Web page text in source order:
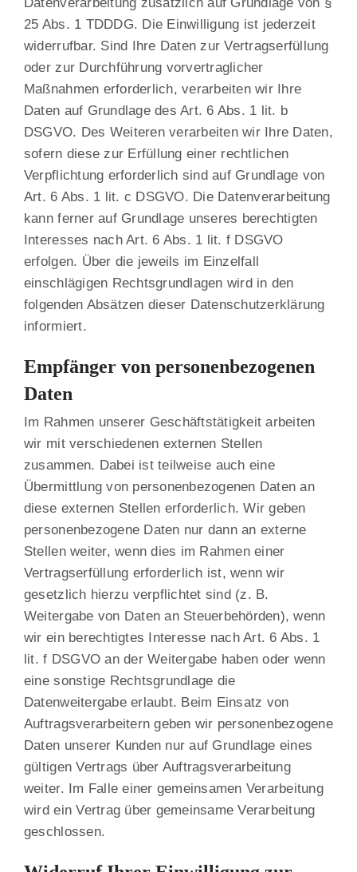
25 Abs. 1 TDDDG. Die Einwilligung ist jederzeit
widerrufbar. Sind Ihre Daten zur Vertragserfüllung
oder zur Durchführung vorvertraglicher
Maßnahmen erforderlich, verarbeiten wir Ihre
Daten auf Grundlage des Art. 6 Abs. 1 lit. b
DSGVO. Des Weiteren verarbeiten wir Ihre Daten,
sofern diese zur Erfüllung einer rechtlichen
Verpflichtung erforderlich sind auf Grundlage von
Art. 6 Abs. 1 lit. c DSGVO. Die Datenverarbeitung
kann ferner auf Grundlage unseres berechtigten
Interesses nach Art. 6 Abs. 1 lit. f DSGVO
erfolgen. Über die jeweils im Einzelfall
einschlägigen Rechtsgrundlagen wird in den
folgenden Absätzen dieser Datenschutzerklärung
informiert.
Empfänger von personenbezogenen
Daten
Im Rahmen unserer Geschäftstätigkeit arbeiten
wir mit verschiedenen externen Stellen
zusammen. Dabei ist teilweise auch eine
Übermittlung von personenbezogenen Daten an
diese externen Stellen erforderlich. Wir geben
personenbezogene Daten nur dann an externe
Stellen weiter, wenn dies im Rahmen einer
Vertragserfüllung erforderlich ist, wenn wir
gesetzlich hierzu verpflichtet sind (z. B.
Weitergabe von Daten an Steuerbehörden), wenn
wir ein berechtigtes Interesse nach Art. 6 Abs. 1
lit. f DSGVO an der Weitergabe haben oder wenn
eine sonstige Rechtsgrundlage die
Datenweitergabe erlaubt. Beim Einsatz von
Auftragsverarbeitern geben wir personenbezogene
Daten unserer Kunden nur auf Grundlage eines
gültigen Vertrags über Auftragsverarbeitung
weiter. Im Falle einer gemeinsamen Verarbeitung
wird ein Vertrag über gemeinsame Verarbeitung
geschlossen.